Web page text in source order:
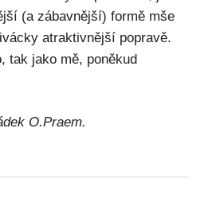
(a zábavnější) formě mše
atraktivnější popravě.
tak jako mě, poněkud
O.Praem.